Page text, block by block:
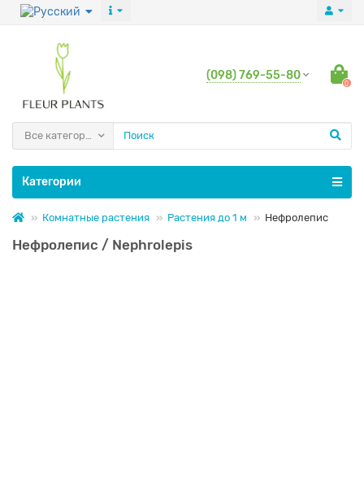
(098) 769-55-80
0
Все категории
Категории
Комнатные растения Растения до 1 м Нефролепис
Нефролепис / Nephrolepis